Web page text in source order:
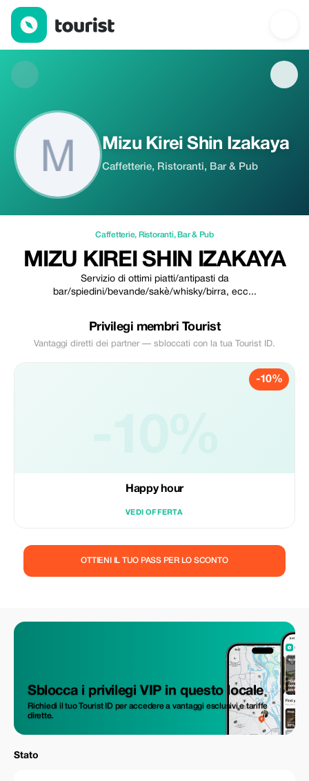
Mizu Kirei Shin Izakaya — Caffetterie | Up to 10% off | Tourist
Mizu Kirei Shin Izakaya
Caffetterie, Ristoranti, Bar & Pub
Caffetterie, Ristoranti, Bar & Pub
MIZU KIREI SHIN IZAKAYA
Servizio di ottimi piatti/antipasti da
bar/spiedini/bevande/sakè/whisky/birra, ecc...
Privilegi membri Tourist
Vantaggi diretti dei partner — sbloccati con la tua Tourist ID.
-10%
Happy hour
VEDI OFFERTA
OTTIENI IL TUO PASS PER LO SCONTO
Sblocca i privilegi VIP in questo locale
Richiedi il tuo Tourist ID per accedere a vantaggi esclusivi e tariffe
dirette.
Stato